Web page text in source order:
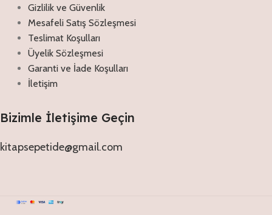
Gizlilik ve Güvenlik
Mesafeli Satış Sözleşmesi
Teslimat Koşulları
Üyelik Sözleşmesi
Garanti ve İade Koşulları
İletişim
Bizimle İletişime Geçin
kitapsepetide@gmail.com